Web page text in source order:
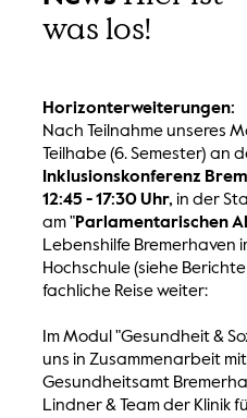
was los!
Horizonterweiterungen:
Nach Teilnahme unseres
Teilhabe (6. Semester) an
Inklusionskonferenz
12:45 - 17:30 Uhr, in der
am "Parlamentarischen
Lebenshilfe Bremerhaven
Hochschule (siehe
fachliche Reise weiter:
Im Modul "Gesundheit &
uns in Zusammenarbeit
Gesundheitsamt
Lindner & Team der Klinik